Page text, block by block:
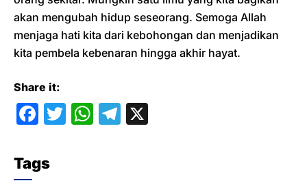
akan mengubah hidup seseorang. Semoga Allah
menjaga hati kita dari kebohongan dan menjadikan
kita pembela kebenaran hingga akhir hayat.
Share it:
F
c
e
T
W T
Tags